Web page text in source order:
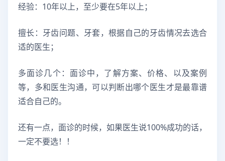
经验：10年以上，至少要在5年以上；
擅长：牙齿问题、牙套，根据自己的牙齿情况去选合
适的医生；
多面诊几个：面诊中，了解方案、价格、以及案例
等，多和医生沟通，可以判断出哪个医生才是最靠谱
适合自己的。
还有一点，面诊的时候，如果医生说100%成功的话，
一定不要选！！